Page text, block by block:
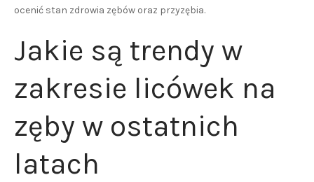
ocenić stan zdrowia zębów oraz przyzębia.
Jakie są trendy w
zakresie licówek na
zęby w ostatnich
latach